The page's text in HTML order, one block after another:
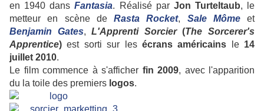
en 1940 dansFantasia. Réalisé par Jon Turteltaub, le
metteur en scène de Rasta Rocket, Sale Mômeet
Benjamin Gates,L'Apprenti Sorcier(The Sorcerer's
Apprentice) est sorti sur les écrans américains le 14
juillet 2010.
Le film commence à s'afficher fin 2009, avec l'apparition
du la toile des premiers logos.